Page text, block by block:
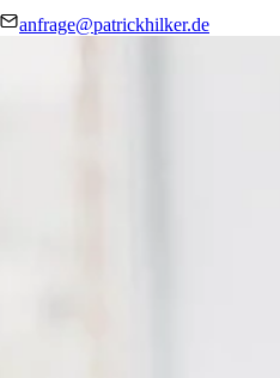
anfrage@patrickhilker.de